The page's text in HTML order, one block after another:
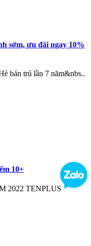
sớm, ưu đãi ngay 10%
bán trú lần 7 năm&nbs..
10+
2022 TENPLUS